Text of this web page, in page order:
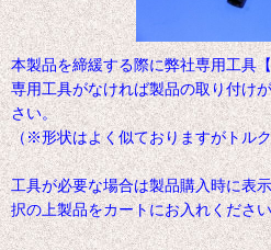
本製品を締緩する際に弊社専用工具
専用工具がなければ製品の取り付け
さい。
（※形状はよく似ておりますがトル
工具が必要な場合は製品購入時に表
択の上製品をカートにお入れくださ